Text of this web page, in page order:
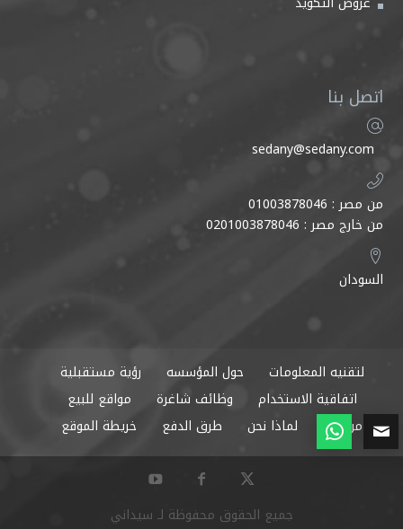
اتصل بنا
sedany@sedany.com
من مصر : 01003878046
من خارج مصر : 0201003878046
السودان
لتقنيه المعلومات حول المؤسسه
رؤية مستقبلية
اتفاقية الاستخدام
وظائف شاغرة
مواقع للبيع
من نحن
لماذا نحن طرق الدفع خريطة الموقع
جميع الحقوق محفوظة لـ سيداني